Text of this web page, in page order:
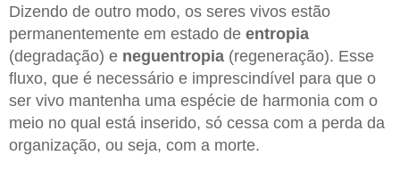
Dizendo de outro modo, os seres vivos estão
permanentemente em estado de entropia
(degradação) e neguentropia (regeneração). Esse
fluxo, que é necessário e imprescindível para que o
ser vivo mantenha uma espécie de harmonia com o
meio no qual está inserido, só cessa com a perda da
organização, ou seja, com a morte.